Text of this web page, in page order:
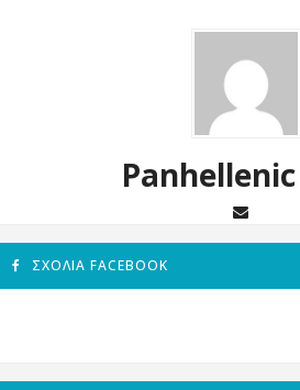
ΣΧΌΛΙΑ FACEBOOK